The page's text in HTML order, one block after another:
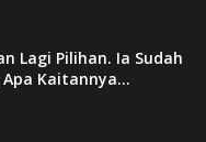
Lagi Pilihan. Ia Sudah
Kaitannya...